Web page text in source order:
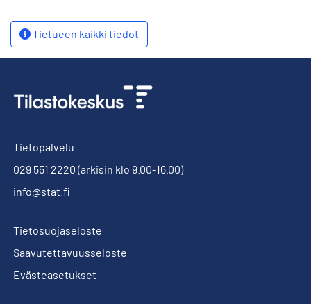
Tietueen kaikki tiedot
Tietopalvelu
029 551 2220 (arkisin klo 9.00-16.00)
info@stat.fi
Tietosuojaseloste
Saavutettavuusseloste
Evästeasetukset